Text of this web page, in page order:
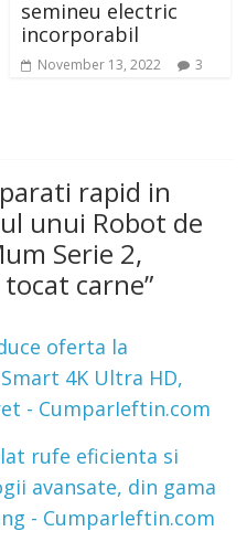
3
12000 BTU
Functie
August 25, 2022
rapid in
unui Robot de
Serie 2,
tocat carne”
oferta la
4K Ultra HD,
- CumparIeftin.com
rufe eficienta si
avansate, din gama
- CumparIeftin.com